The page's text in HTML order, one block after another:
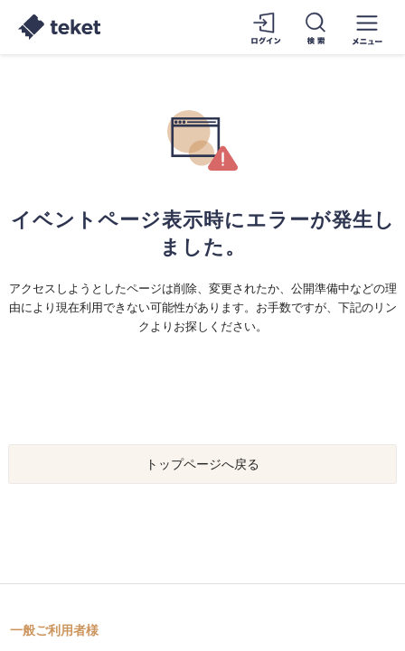
イベントページ表示時にエラーが発生し
ました。
アクセスしようとしたページは削除、変更されたか、公開準備中などの理
由により現在利用できない可能性があります。お手数ですが、下記のリン
クよりお探しください。
トップページへ戻る
一般ご利用者様